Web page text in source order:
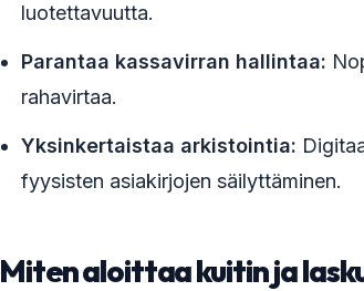
luotettavuutta.
Parantaa kassavirran hallintaa:
rahavirtaa.
Yksinkertaistaa arkistointia:
fyysisten asiakirjojen säilyttäminen.
Miten aloittaa kuitin ja